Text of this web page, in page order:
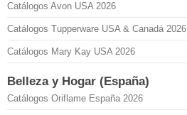
Catálogos Avon USA 2026
Catálogos Tupperware USA & Canadá 2026
Catálogos Mary Kay USA 2026
Belleza y Hogar (España)
Catálogos Oriflame España 2026